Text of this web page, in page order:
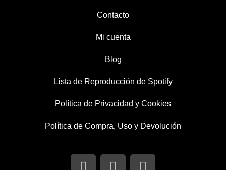
Contacto
Mi cuenta
Blog
Lista de Reproducción de Spotify
Política de Privacidad y Cookies
Política de Compra, Uso y Devolución
I T F